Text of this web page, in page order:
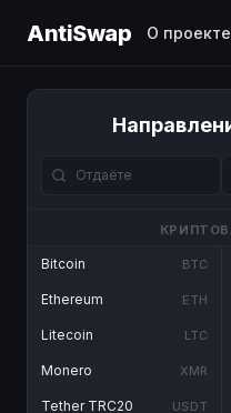
AntiSwap О проекте
Bitcoin BTC
Ethereum ETH
Litecoin LTC
Monero XMR
Tether TRC20 USDT